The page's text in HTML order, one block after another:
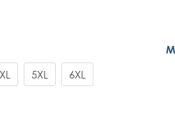
5XL 6XL